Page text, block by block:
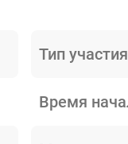
Тип
Время